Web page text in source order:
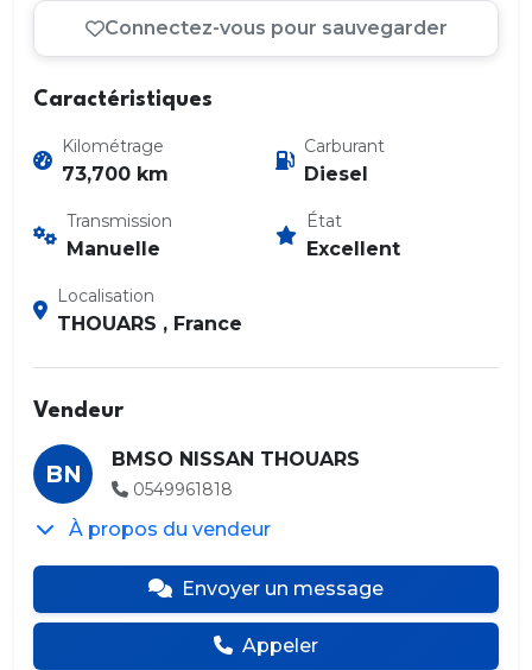
Connectez-vous pour sauvegarder
Caractéristiques
Kilométrage
73,700 km
Carburant
Diesel
Transmission
Manuelle
État
Excellent
Localisation
THOUARS , France
Vendeur
BN
BMSO NISSAN THOUARS
0549961818
À propos du vendeur
Envoyer un message
Appeler